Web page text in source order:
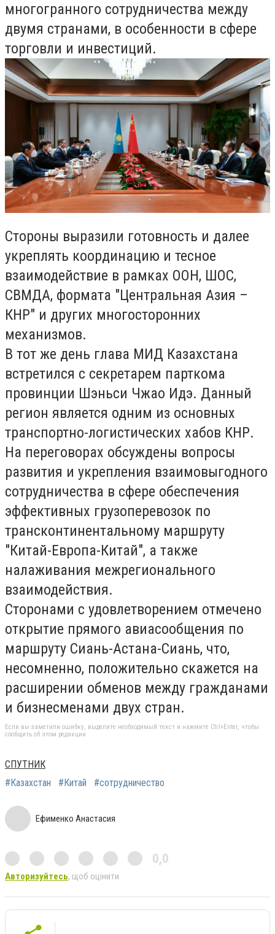
многогранного сотрудничества между
двумя странами, в особенности в сфере
торговли и инвестиций.
Стороны выразили готовность и далее
укреплять координацию и тесное
взаимодействие в рамках ООН, ШОС,
СВМДА, формата "Центральная Азия –
КНР" и других многосторонних
механизмов.
В тот же день глава МИД Казахстана
встретился с секретарем парткома
провинции Шэньси Чжао Идэ. Данный
регион является одним из основных
транспортно-логистических хабов КНР.
На переговорах обсуждены вопросы
развития и укрепления взаимовыгодного
сотрудничества в сфере обеспечения
эффективных грузоперевозок по
трансконтинентальному маршруту
"Китай-Европа-Китай", а также
налаживания межрегионального
взаимодействия.
Сторонами с удовлетворением отмечено
открытие прямого авиасообщения по
маршруту Сиань-Астана-Сиань, что,
несомненно, положительно скажется на
расширении обменов между гражданами
и бизнесменами двух стран.
Если вы заметили ошибку, выделите необходимый текст и нажмите Ctrl+Enter, чтобы
сообщить об этом редакции
СПУТНИК
#Казахстан
#Китай #сотрудничество
Ефименко Анастасия
0,0
Авторизуйтесь, щоб оцінити